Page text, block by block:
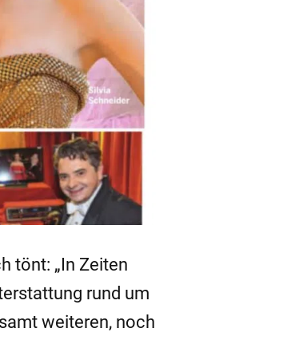
tönt: „In Zeiten
rund um
weiteren, noch